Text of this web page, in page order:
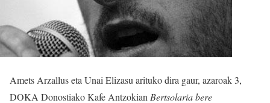
Amets Arzallus eta Unai Elizasu arituko dira gaur, azaroak 3,
DOKA Donostiako Kafe Antzokian Bertsolaria bere